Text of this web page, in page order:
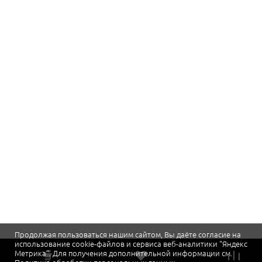
Продолжая пользоваться нашим сайтом, Вы даёте согласие на
использование cookie-файлов и сервиса веб-аналитики "Яндекс
Метрика". Для получения дополнительной информации см.